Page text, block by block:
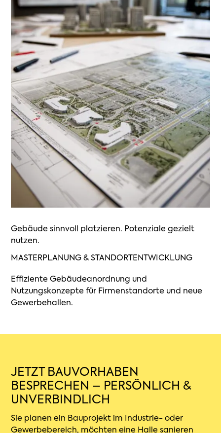
Gebäude sinnvoll platzieren. Potenziale gezielt
nutzen.
MASTERPLANUNG & STANDORTENTWICKLUNG
Effiziente Gebäudeanordnung und
Nutzungskonzepte für Firmenstandorte und neue
Gewerbehallen.
JETZT BAUVORHABEN
BESPRECHEN – PERSÖNLICH &
UNVERBINDLICH
Sie planen ein Bauprojekt im Industrie- oder
Gewerbebereich, möchten eine Halle sanieren